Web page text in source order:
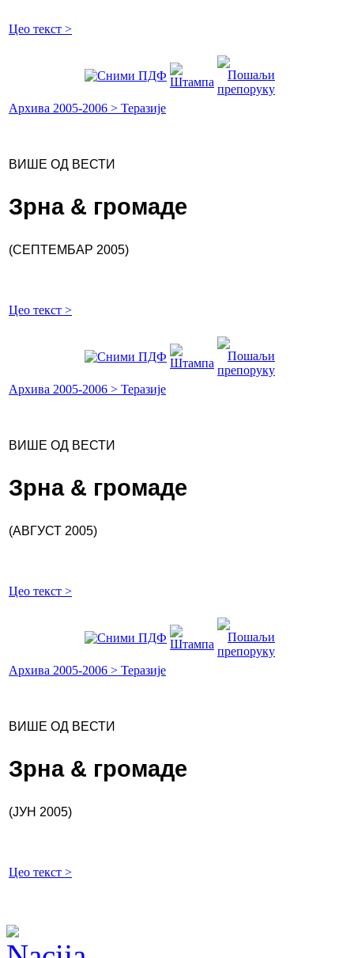
Цео текст >
Архива 2005-2006 > Теразије
ВИШЕ ОД ВЕСТИ
Зрна & громаде
(СЕПТЕМБАР 2005)
Цео текст >
Архива 2005-2006 > Теразије
ВИШЕ ОД ВЕСТИ
Зрна & громаде
(АВГУСТ 2005)
Цео текст >
Архива 2005-2006 > Теразије
ВИШЕ ОД ВЕСТИ
Зрна & громаде
(ЈУН 2005)
Цео текст >